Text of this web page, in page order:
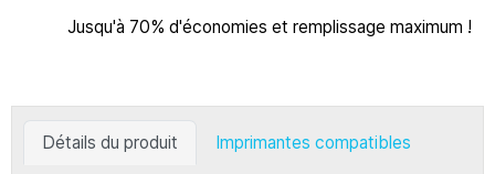
Jusqu'à 70% d'économies et remplissage maximum !
Détails du produit Imprimantes compatibles